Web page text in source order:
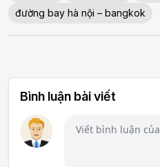
đường bay hà nội – bangkok
Bình luận bài viết